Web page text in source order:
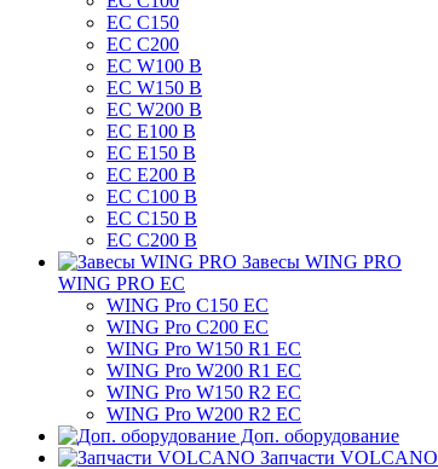
EC C150
ЕС C200
ЕС W100 B
ЕС W150 B
ЕС W200 B
ЕС E100 B
ЕС E150 B
ЕС E200 B
ЕС C100 B
EC C150 B
ЕС C200 B
Завесы WING PRO
WING PRO EC
WING Pro C150 EC
WING Pro C200 EC
WING Pro W150 R1 EC
WING Pro W200 R1 EC
WING Pro W150 R2 EC
WING Pro W200 R2 EC
Доп. оборудование
Запчасти VOLCANO